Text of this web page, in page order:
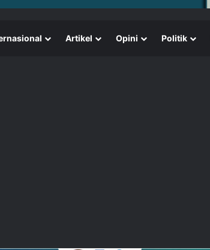
Artikel Opini Politik